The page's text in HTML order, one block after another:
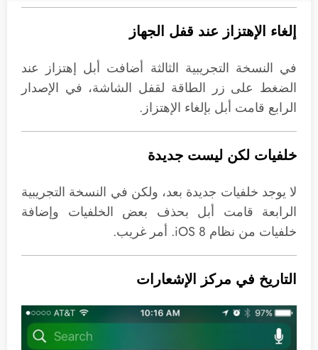
إلغاء الإهتزاز عند قفل الجهاز
في النسخة التجريبية الثالثة أضافت أبل إهتزاز عند
الضغط على زر الطاقة لقفل الشاشة، في الإصدار
الرابع قامت أبل بإلغاء الإهتزاز.
خلفيات لكن ليست جديدة
لا يوجد خلفيات جديدة بعد، ولكن في النسخة التجريبية
الرابعة قامت أبل بحذف بعض الخلفيات وإضافة
خلفيات من نظام iOS 8. أمر غريب.
التاريخ في مركز الإشعارات